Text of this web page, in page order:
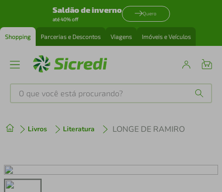
Saldão de inverno
até 40% off
Quero
Shopping Parcerias e Descontos Viagens Imóveis e Veículos
O que você está procurando?
Livros Literatura LONGE DE RAMIRO
2º cafeteira